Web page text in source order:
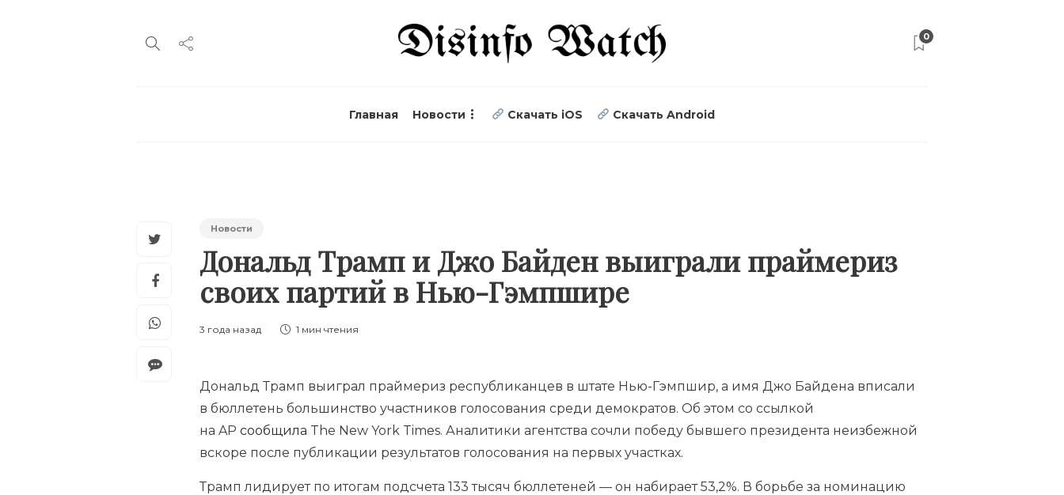
0
Главная Новости Скачать iOS Скачать Android
Новости
Дональд Трамп и Джо Байден выиграли праймериз
своих партий в Нью-Гэмпшире
3 года назад 1 мин чтения
Дональд Трамп выиграл праймериз республиканцев в штате Нью-Гэмпшир, а имя Джо Байдена вписали
в бюллетень большинство участников голосования среди демократов. Об этом со ссылкой
на AP сообщила The New York Times. Аналитики агентства сочли победу бывшего президента неизбежной
вскоре после публикации результатов голосования на первых участках.
Трамп лидирует по итогам подсчета 133 тысяч бюллетеней — он набирает 53,2%. В борьбе за номинацию